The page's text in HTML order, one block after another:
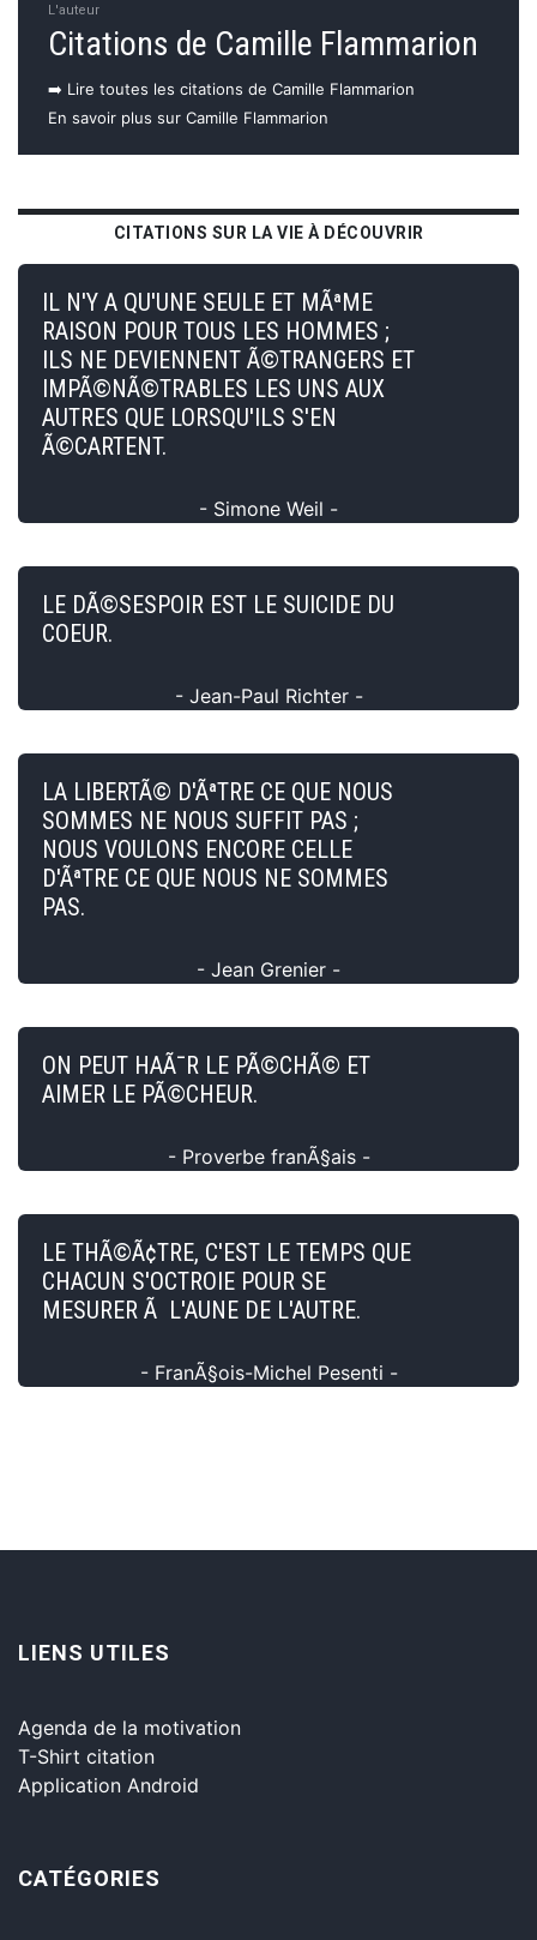
L'auteur
Citations de Camille Flammarion
➡️ Lire toutes les citations de Camille Flammarion
En savoir plus sur Camille Flammarion
CITATIONS SUR LA VIE À DÉCOUVRIR
IL N'Y A QU'UNE SEULE ET MÃªME
RAISON POUR TOUS LES HOMMES ;
ILS NE DEVIENNENT Ã©TRANGERS ET
IMPÃ©NÃ©TRABLES LES UNS AUX
AUTRES QUE LORSQU'ILS S'EN
Ã©CARTENT.
- Simone Weil -
LE DÃ©SESPOIR EST LE SUICIDE DU
COEUR.
- Jean-Paul Richter -
LA LIBERTÃ© D'ÃªTRE CE QUE NOUS
SOMMES NE NOUS SUFFIT PAS ;
NOUS VOULONS ENCORE CELLE
D'ÃªTRE CE QUE NOUS NE SOMMES
PAS.
- Jean Grenier -
ON PEUT HAÃ¯R LE PÃ©CHÃ© ET
AIMER LE PÃ©CHEUR.
- Proverbe franÃ§ais -
LE THÃ©Ã¢TRE, C'EST LE TEMPS QUE
CHACUN S'OCTROIE POUR SE
MESURER Ã L'AUNE DE L'AUTRE.
- FranÃ§ois-Michel Pesenti -
LIENS UTILES
Agenda de la motivation
T-Shirt citation
Application Android
CATÉGORIES